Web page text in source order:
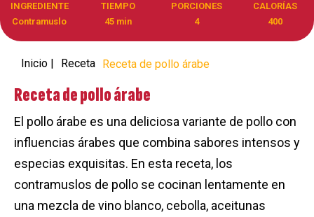
INGREDIENTE
Contramuslo
TIEMPO
45 min
PORCIONES
4
CALORÍAS
400
Inicio | Receta Receta de pollo árabe
Receta de pollo árabe
El pollo árabe es una deliciosa variante de pollo con
influencias árabes que combina sabores intensos y
especias exquisitas. En esta receta, los
contramuslos de pollo se cocinan lentamente en
una mezcla de vino blanco, cebolla, aceitunas